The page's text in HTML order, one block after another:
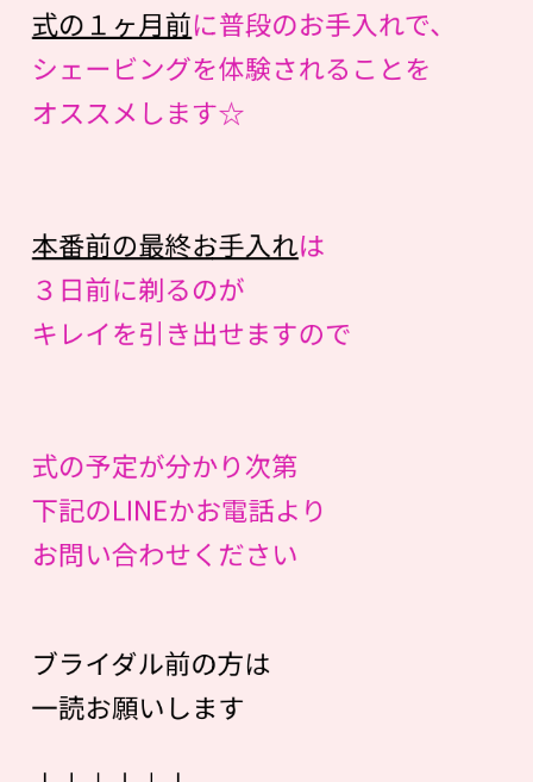
式の１ヶ月前に普段のお手入れで、
シェービングを体験されることを
オススメします☆
本番前の最終お手入れは
３日前に剃るのが
キレイを引き出せますので
式の予定が分かり次第
下記のLINEかお電話より
お問い合わせください
ブライダル前の方は
一読お願いします